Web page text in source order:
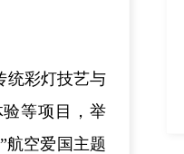
统彩灯技艺与
等项目，举
航空爱国主题